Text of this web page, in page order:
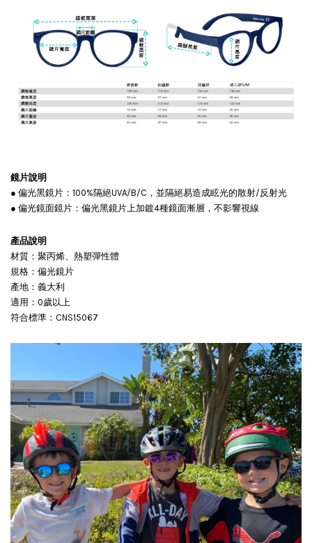
鏡片說明
● 偏光黑鏡片：100%隔絕UVA/B/C，並隔絕易造成眩光的散射/反射光
● 偏光鏡面鏡片：偏光黑鏡片上加鍍4種鏡面漸層，不影響視線
產品說明
材質：聚丙烯、熱塑彈性體
規格：偏光鏡片
產地：義大利
適用：0歲以上
符合標準：CNS15067